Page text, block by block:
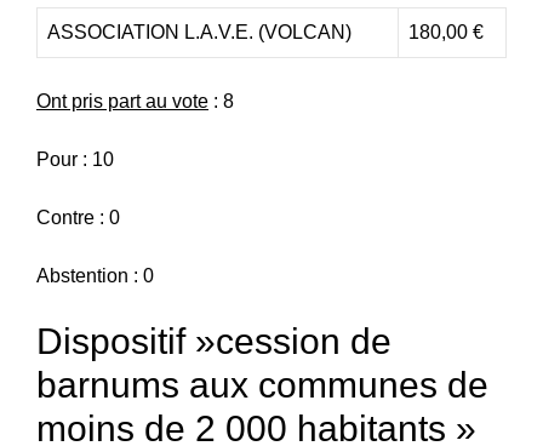
ASSOCIATION L.A.V.E. (VOLCAN) 180,00 €
Ont pris part au vote : 8
Pour : 10
Contre : 0
Abstention : 0
Dispositif »cession de
barnums aux communes de
moins de 2 000 habitants »